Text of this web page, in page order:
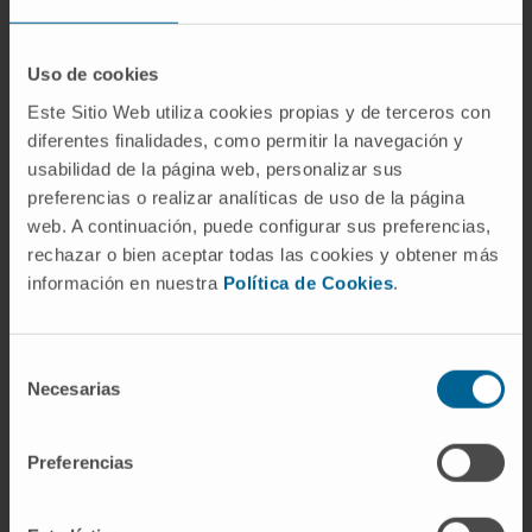
Uso de cookies
Este Sitio Web utiliza cookies propias y de terceros con
diferentes finalidades, como permitir la navegación y
usabilidad de la página web, personalizar sus
preferencias o realizar analíticas de uso de la página
web. A continuación, puede configurar sus preferencias,
rechazar o bien aceptar todas las cookies y obtener más
información en nuestra Política de Cookies.
Necesarias
Preferencias
unas 50 familias de isoaceptores, cada una
específica para un aminoácido y un conjunto
de codones. No es una relación uno a uno:
para la leucina, por ejemplo, existen seis
codones sinónimos y varios ARNt capaces de
leerlos.
¿Es lo mismo ARNt que aminoacil-
aminoacil-ARNt es el mismo ARNt una vez
aminoácido. Solo en la forma cargada puede